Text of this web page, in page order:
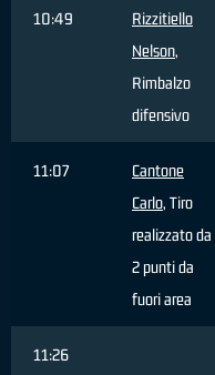
10:49
Rizzitiello
Nelson,
Rimbalzo
difensivo
11:07
Cantone
Carlo, Tiro
realizzato da
2 punti da
fuori area
11:26